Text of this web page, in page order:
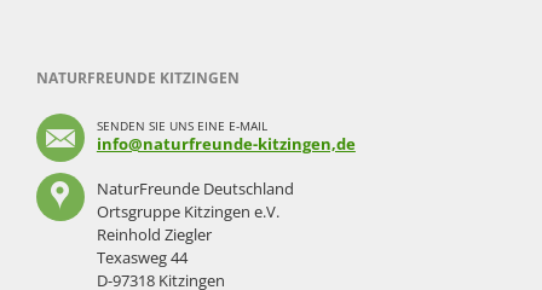
NATURFREUNDE KITZINGEN
SENDEN SIE UNS EINE E-MAIL
info@naturfreunde-kitzingen,de
NaturFreunde Deutschland
Ortsgruppe Kitzingen e.V.
Reinhold Ziegler
Texasweg 44
D-97318 Kitzingen